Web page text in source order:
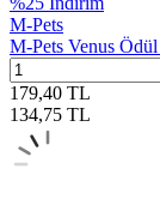
M-Pets
M-Pets Venus
179,40 TL
134,75 TL